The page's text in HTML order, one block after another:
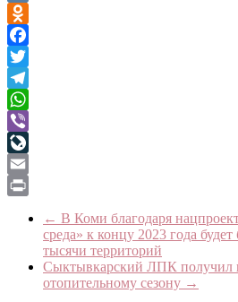
VK
Odnoklassniki
Facebook
Twitter
Telegram
WhatsApp
Viber
LiveJournal
Email
← В Коми благодаря
среда» к концу 2023 года будет
тысячи территорий
Сыктывкарский ЛПК получил
отопительному сезону →